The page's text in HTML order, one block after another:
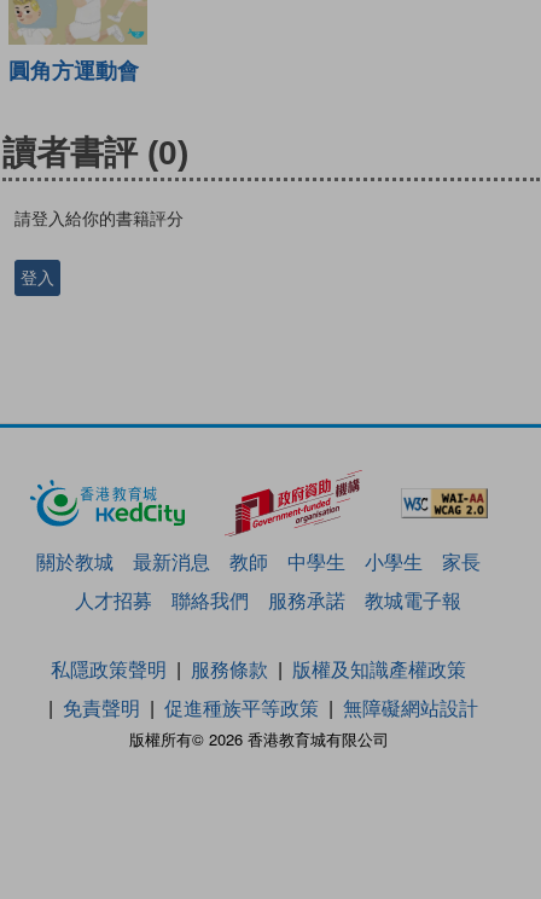
圓角方運動會
讀者書評 (0)
請登入給你的書籍評分
登入
關於教城 最新消息 教師 中學生 小學生
家長
人才招募
聯絡我們 服務承諾 教城電子報
版權所有© 2026 香港教育城有限公司
私隱政策聲明 服務條款
版權及知識產權政策
免責聲明
促進種族平等政策 無障礙網站設計